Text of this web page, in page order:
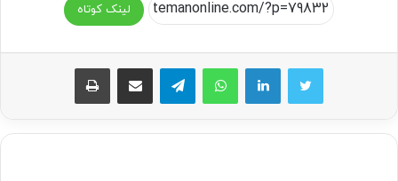
لینک کوتاه
واتس آپ تلگرام اشتراک گذاری از طریق ایمیل چاپ